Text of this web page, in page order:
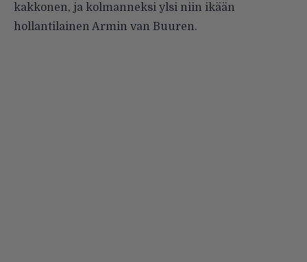
kakkonen, ja kolmanneksi ylsi niin ikään
hollantilainen Armin van Buuren.